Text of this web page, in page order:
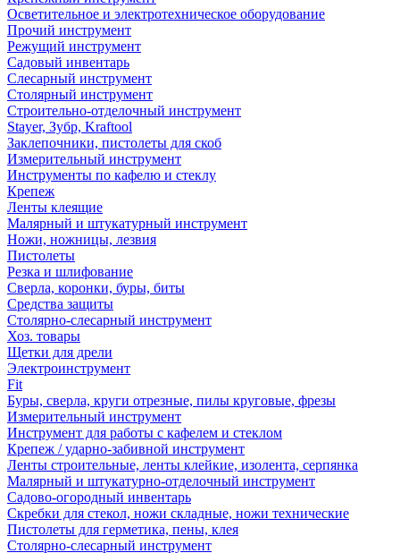
Осветительное и электротехническое оборудование
Прочий инструмент
Режущий инструмент
Садовый инвентарь
Слесарный инструмент
Столярный инструмент
Строительно-отделочный инструмент
Stayer, Зубр, Kraftool
Заклепочники, пистолеты для скоб
Измерительный инструмент
Инструменты по кафелю и стеклу
Крепеж
Ленты клеящие
Малярный и штукатурный инструмент
Ножи, ножницы, лезвия
Пистолеты
Резка и шлифование
Сверла, коронки, буры, биты
Средства защиты
Столярно-слесарный инструмент
Хоз. товары
Щетки для дрели
Электроинструмент
Fit
Буры, сверла, круги отрезные, пилы круговые, фрезы
Измерительный инструмент
Инструмент для работы с кафелем и стеклом
Крепеж / ударно-забивной инструмент
Ленты строительные, ленты клейкие, изолента, серпянка
Малярный и штукатурно-отделочный инструмент
Садово-огородный инвентарь
Скребки для стекол, ножи складные, ножи технические
Пистолеты для герметика, пены, клея
Столярно-слесарный инструмент